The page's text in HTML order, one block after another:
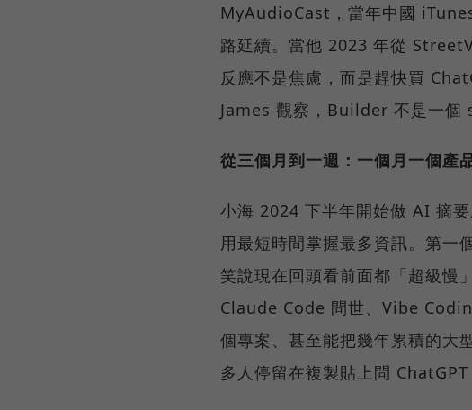
MyAudioCast，當年中國
路延續。當他 2023 年從
反應不是焦慮，而是趕快買
James 觀察，Builder 不是一個
從三個月到一週：一個月一個
小海 2024 下半年開始做 AI 摘
用最短時間掌握最多資訊。第一
笑說現在回頭看前面都「超級
Claude Code 問世、Vibe
個專案、甚至能把幾年累積的大
多人停留在複製貼上問 ChatGPT